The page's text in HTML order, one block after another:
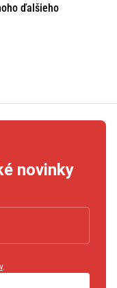
ďalšieho
novinky
.